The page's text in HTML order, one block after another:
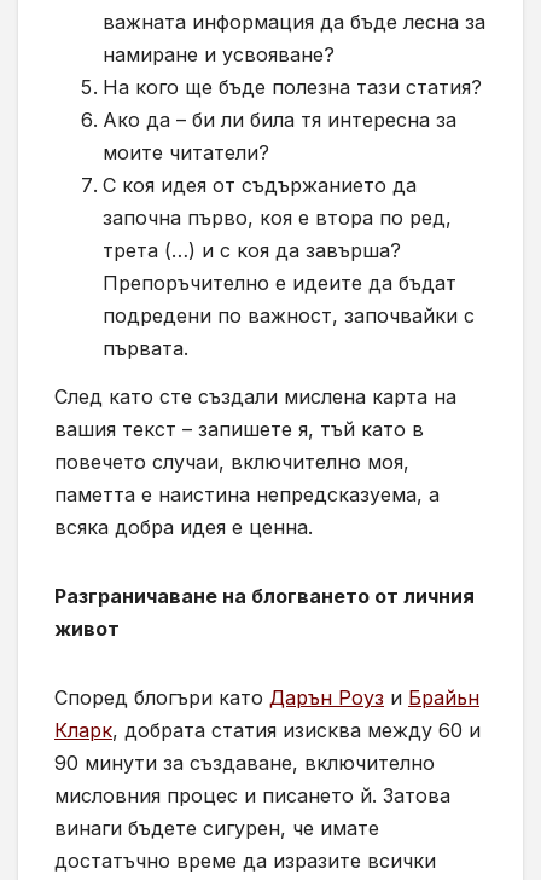
важната информация да бъде лесна за
намиране и усвояване?
На кого ще бъде полезна тази статия?
Ако да – би ли била тя интересна за
моите читатели?
С коя идея от съдържанието да
започна първо, коя е втора по ред,
трета (…) и с коя да завърша?
Препоръчително е идеите да бъдат
подредени по важност, започвайки с
първата.
След като сте създали мислена карта на
вашия текст – запишете я, тъй като в
повечето случаи, включително моя,
паметта е наистина непредсказуема, а
всяка добра идея е ценна.
Разграничаване на блогването от личния
живот
Според блогъри като Дарън Роуз и Брайьн
Кларк, добрата статия изисква между 60 и
90 минути за създаване, включително
мисловния процес и писането й. Затова
винаги бъдете сигурен, че имате
достатъчно време да изразите всички